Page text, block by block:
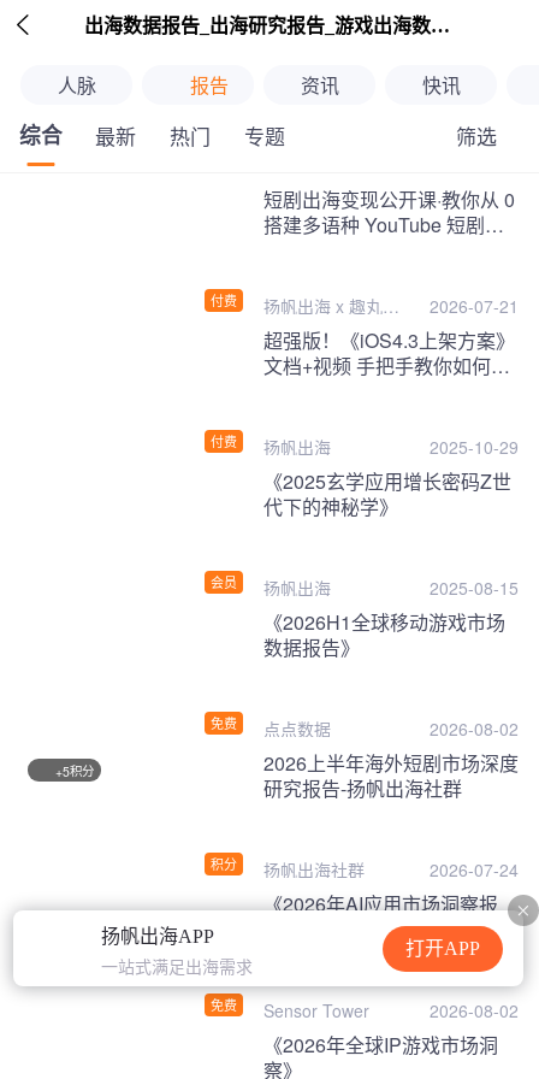
扬帆出海APP
一站式满足出海需求
打开APP
 出海数据报告_出海研究报告_游戏出海数据报告_海外趋势分析-扬帆出海
人脉 报告 资讯 快讯
综合 最新 热门 专题 筛选
继续下拉刷新
付费
短剧出海变现公开课·教你从 0
搭建多语种 YouTube 短剧频
扬帆出海 x 趣丸千 2026-07-21
付费
超强版！《iOS4.3上架方案》
文档+视频 手把手教你如何一
扬帆出海 2025-10-29
会员
《2025玄学应用增长密码Z世
代下的神秘学》
扬帆出海 2025-08-15
免费
《2026H1全球移动游戏市场
数据报告》
点点数据 2026-08-02
+5积分
积分
2026上半年海外短剧市场深度
研究报告-扬帆出海社群
扬帆出海社群 2026-07-24
免费
《2026年AI应用市场洞察报
Sensor Tower 2026-08-02
《2026年全球IP游戏市场洞
察》